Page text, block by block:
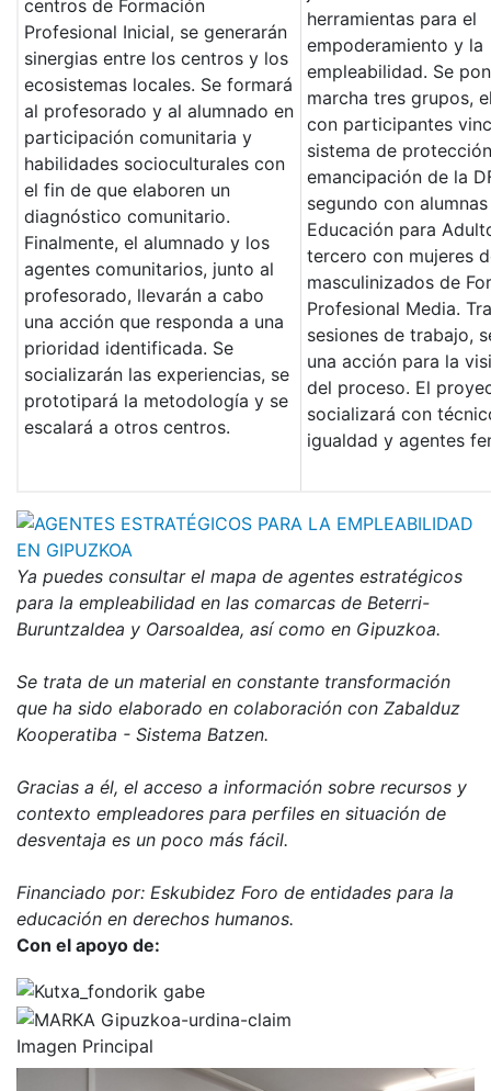
centros de Formación
Profesional Inicial, se generarán
sinergias entre los centros y los
ecosistemas locales. Se formará
al profesorado y al alumnado en
participación comunitaria y
habilidades socioculturales con
el fin de que elaboren un
diagnóstico comunitario.
Finalmente, el alumnado y los
agentes comunitarios, junto al
profesorado, llevarán a cabo
una acción que responda a una
prioridad identificada. Se
socializarán las experiencias, se
prototipará la metodología y se
escalará a otros centros.
herramientas para el
empoderamiento y la
empleabilidad. Se
marcha tres grupos,
con participantes
sistema de
emancipación de la
segundo con
Educación para
tercero con mujeres
masculinizados de
Profesional Media.
sesiones de trabajo,
una acción para la
del proceso. El
socializará con
igualdad y agentes
Ya puedes consultar el mapa de agentes estratégicos
para la empleabilidad en las comarcas de Beterri-
Buruntzaldea y Oarsoaldea, así como en Gipuzkoa.
Se trata de un material en constante transformación
que ha sido elaborado en colaboración con Zabalduz
Kooperatiba - Sistema Batzen.
Gracias a él, el acceso a información sobre recursos y
contexto empleadores para perfiles en situación de
desventaja es un poco más fácil.
Financiado por: Eskubidez Foro de entidades para la
educación en derechos humanos.
Con el apoyo de:
Imagen Principal